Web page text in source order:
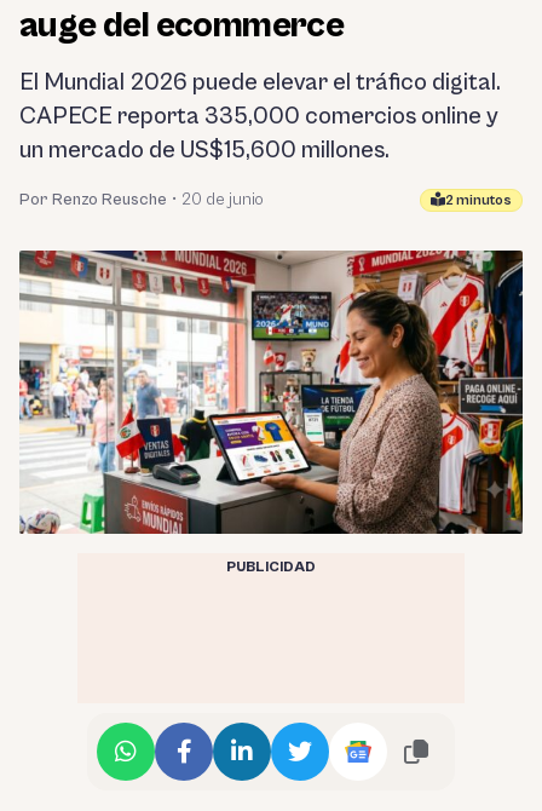
auge del ecommerce
El Mundial 2026 puede elevar el tráfico digital.
CAPECE reporta 335,000 comercios online y
un mercado de US$15,600 millones.
Por Renzo Reusche • 20 de junio 2 minutos
PUBLICIDAD